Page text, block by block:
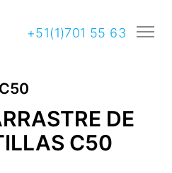
+51(1)701 55 63
C50
DE
C50